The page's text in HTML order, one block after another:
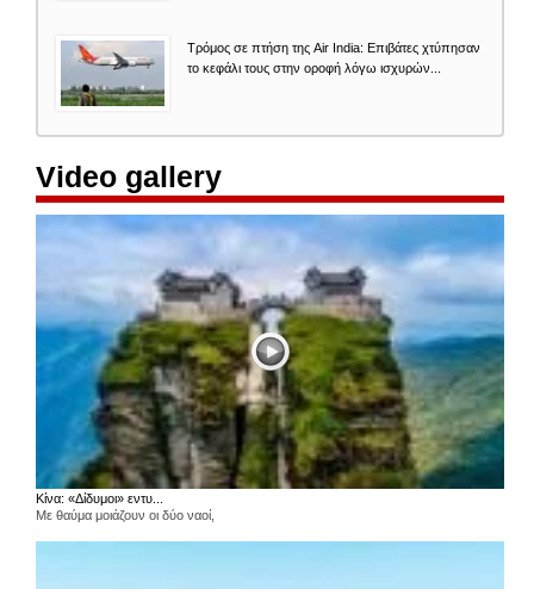
Τρόμος σε πτήση της Air India: Επιβάτες χτύπησαν
το κεφάλι τους στην οροφή λόγω ισχυρών...
Video gallery
Κίνα: «Δίδυμοι» εντυ...
Με θαύμα μοιάζουν οι δύο ναοί,